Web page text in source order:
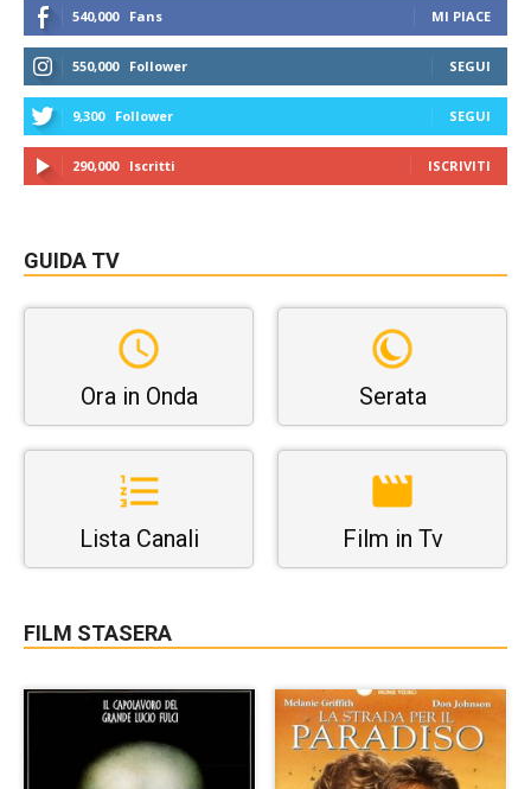
540,000 Fans MI PIACE
550,000 Follower SEGUI
9,300 Follower SEGUI
290,000 Iscritti ISCRIVITI
GUIDA TV
Ora in Onda Serata
Lista Canali Film in Tv
FILM STASERA